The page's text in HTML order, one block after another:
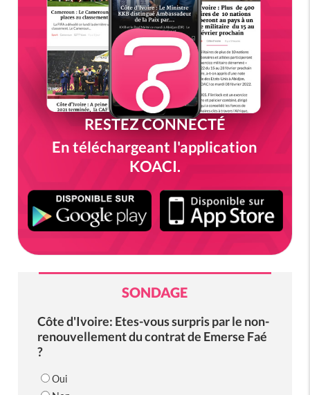
RESTEZ CONNECTÉ
En téléchargeant l'application
KOACI.
SONDAGE
Côte d'Ivoire: Etes-vous surpris par le non-
renouvellement du contrat de Emerse Faé
?
Oui